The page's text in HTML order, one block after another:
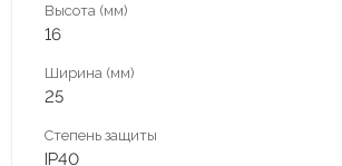
Высота (мм)
16
Ширина (мм)
25
Степень защиты
IP40